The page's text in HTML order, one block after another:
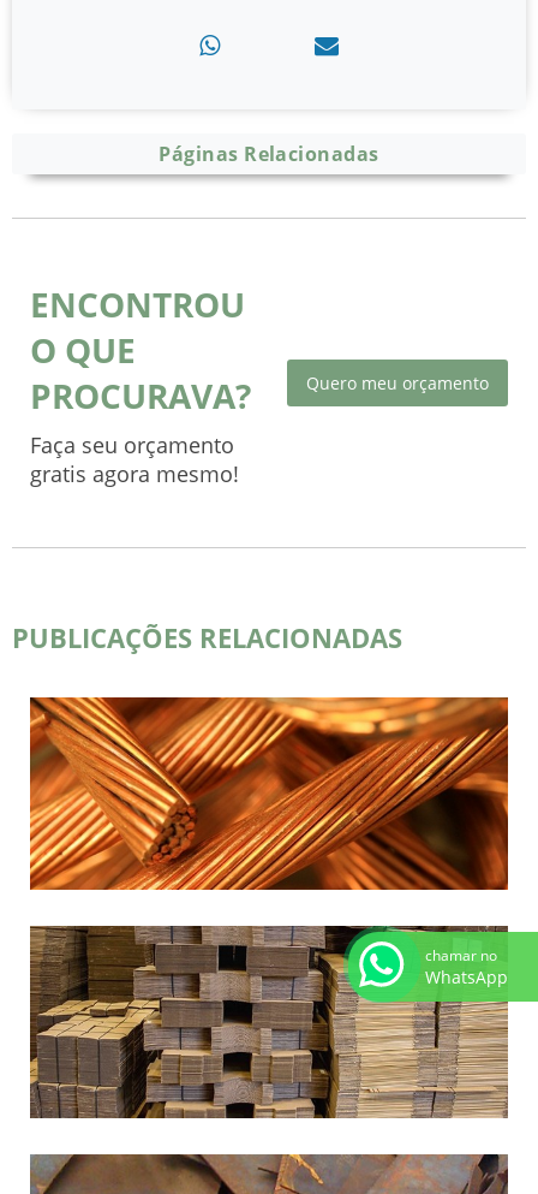
Páginas Relacionadas
ENCONTROU
O QUE
PROCURAVA?
Faça seu orçamento
gratis agora mesmo!
Quero meu orçamento
PUBLICAÇÕES RELACIONADAS
chamar no
WhatsApp